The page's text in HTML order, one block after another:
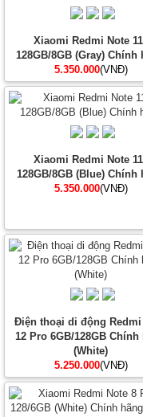
Xiaomi Redmi Note
128GB/8GB (Gray) Chính
5.350.000(VNĐ)
Xiaomi Redmi Note
128GB/8GB (Blue) Chính
5.350.000(VNĐ)
Điện thoại di động Redmi
12 Pro 6GB/128GB Chính
(White)
5.250.000(VNĐ)